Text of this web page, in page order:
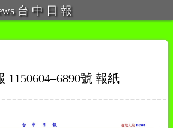
台 中 日 報
1150604–6890號 報紙